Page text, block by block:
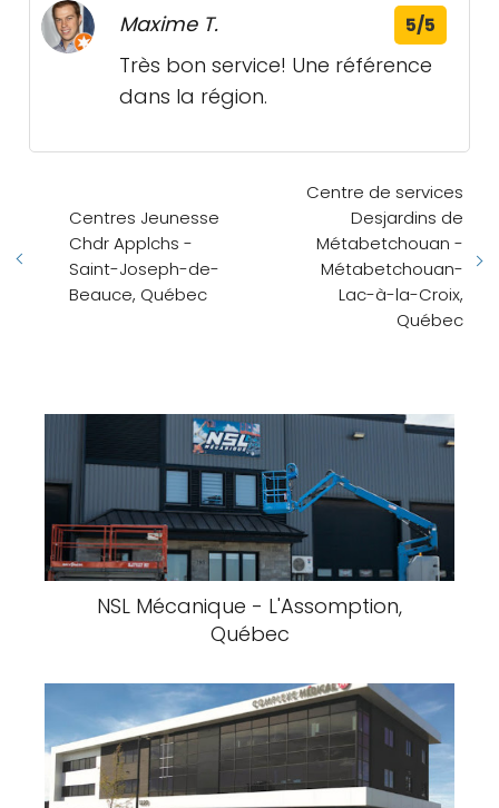
Maxime T. 5/5
Très bon service! Une référence
dans la région.
Centres Jeunesse
Chdr Applchs -
Saint-Joseph-de-
Beauce, Québec
Centre de services
Desjardins de
Métabetchouan -
Métabetchouan-
Lac-à-la-Croix,
Québec
NSL Mécanique - L'Assomption,
Québec